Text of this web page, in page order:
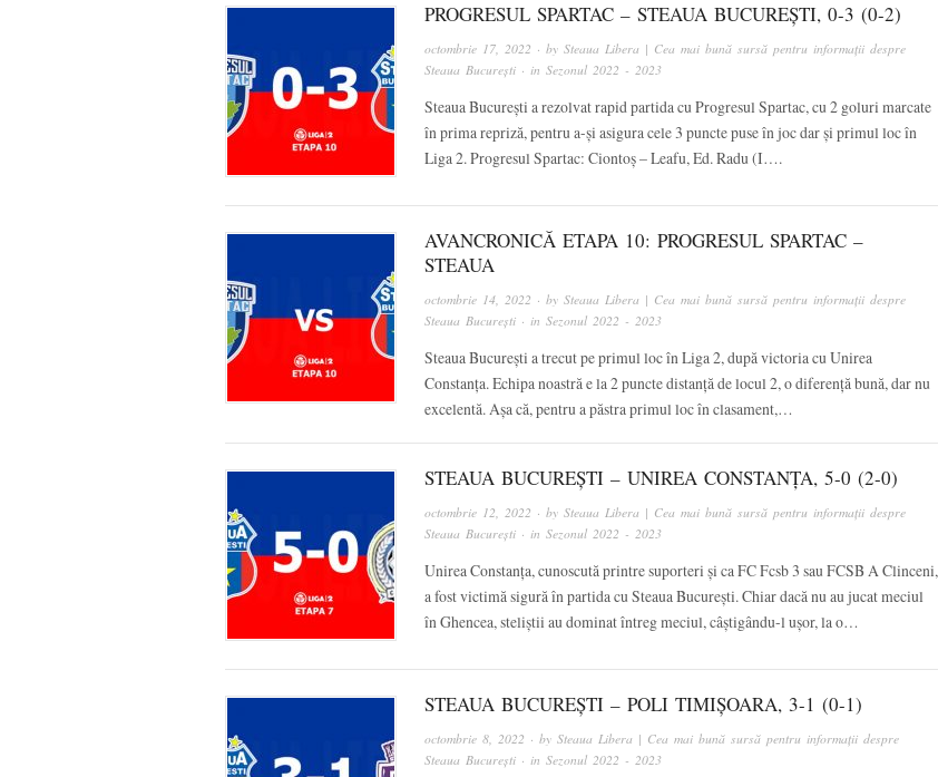
PROGRESUL SPARTAC – STEAUA BUCUREȘTI, 0-3 (0-2)
octombrie 17, 2022 · by Steaua Libera | Cea mai bună sursă pentru informații despre
Steaua București · in Sezonul 2022 - 2023
Steaua București a rezolvat rapid partida cu Progresul Spartac, cu 2 goluri marcate
în prima repriză, pentru a-și asigura cele 3 puncte puse în joc dar și primul loc în
Liga 2. Progresul Spartac: Ciontoș – Leafu, Ed. Radu (I….
AVANCRONICĂ ETAPA 10: PROGRESUL SPARTAC –
STEAUA
octombrie 14, 2022 · by Steaua Libera | Cea mai bună sursă pentru informații despre
Steaua București · in Sezonul 2022 - 2023
Steaua București a trecut pe primul loc în Liga 2, după victoria cu Unirea
Constanța. Echipa noastră e la 2 puncte distanță de locul 2, o diferență bună, dar nu
excelentă. Așa că, pentru a păstra primul loc în clasament,…
STEAUA BUCUREȘTI – UNIREA CONSTANȚA, 5-0 (2-0)
octombrie 12, 2022 · by Steaua Libera | Cea mai bună sursă pentru informații despre
Steaua București · in Sezonul 2022 - 2023
Unirea Constanța, cunoscută printre suporteri și ca FC Fcsb 3 sau FCSB A Clinceni,
a fost victimă sigură în partida cu Steaua București. Chiar dacă nu au jucat meciul
în Ghencea, steliștii au dominat întreg meciul, câștigându-l ușor, la o…
STEAUA BUCUREȘTI – POLI TIMIȘOARA, 3-1 (0-1)
octombrie 8, 2022 · by Steaua Libera | Cea mai bună sursă pentru informații despre
Steaua București · in Sezonul 2022 - 2023